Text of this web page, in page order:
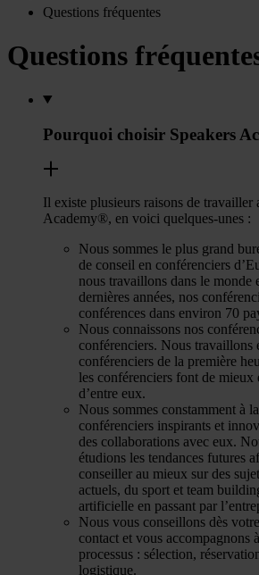
Questions fréquentes
Questions
Pourquoi choisir Speakers
Il existe plusieurs raisons de travailler
Academy®, en voici quelques-unes :
Nous sommes le plus grand
de conseil en conférenciers
nous travaillons dans le monde
dernières années, nos
conférences dans environ 70
Nous connaissons nos
conférenciers. Nous travaillons
conférenciers de la première
les conférenciers font de
d’entre eux.
Nous sommes constamment à
conférenciers inspirants et
des collaborations avec eux.
étudions les tendances futures
conseiller au mieux sur des
actuels, du sport et team
artificielle en passant par
Nous vous conseillons dès
contact et vous accompagnons
processus : sélection,
logistique.